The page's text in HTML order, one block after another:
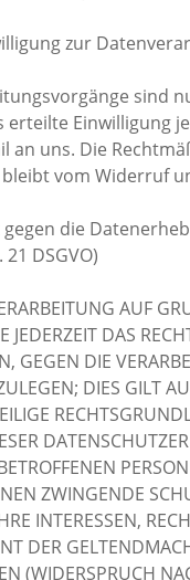
zur
sind
erteilte Einwilligung
an uns. Die
vom Widerruf
die
DSGVO)
AUF
JEDERZEIT DAS
GEGEN DIE
DIES GILT
ZWINGENDE
INTERESSEN,
DER
(WIDERSPRUCH